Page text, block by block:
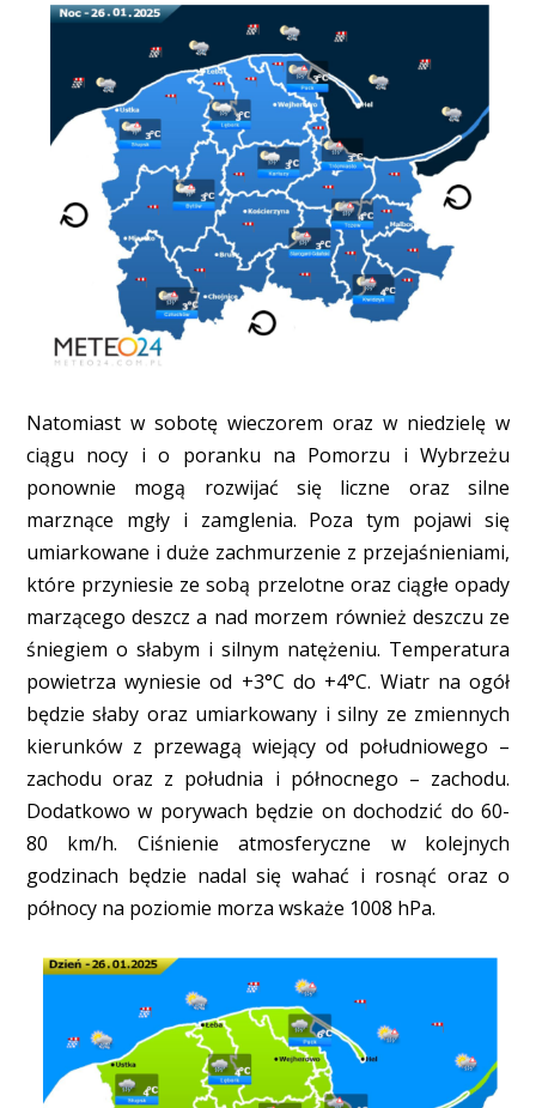
Natomiast w sobotę wieczorem oraz w niedzielę w
ciągu nocy i o poranku na Pomorzu i Wybrzeżu
ponownie mogą rozwijać się liczne oraz silne
marznące mgły i zamglenia. Poza tym pojawi się
umiarkowane i duże zachmurzenie z przejaśnieniami,
które przyniesie ze sobą przelotne oraz ciągłe opady
marzącego deszcz a nad morzem również deszczu ze
śniegiem o słabym i silnym natężeniu. Temperatura
powietrza wyniesie od +3°C do +4°C. Wiatr na ogół
będzie słaby oraz umiarkowany i silny ze zmiennych
kierunków z przewagą wiejący od południowego –
zachodu oraz z południa i północnego – zachodu.
Dodatkowo w porywach będzie on dochodzić do 60-
80 km/h. Ciśnienie atmosferyczne w kolejnych
godzinach będzie nadal się wahać i rosnąć oraz o
północy na poziomie morza wskaże 1008 hPa.